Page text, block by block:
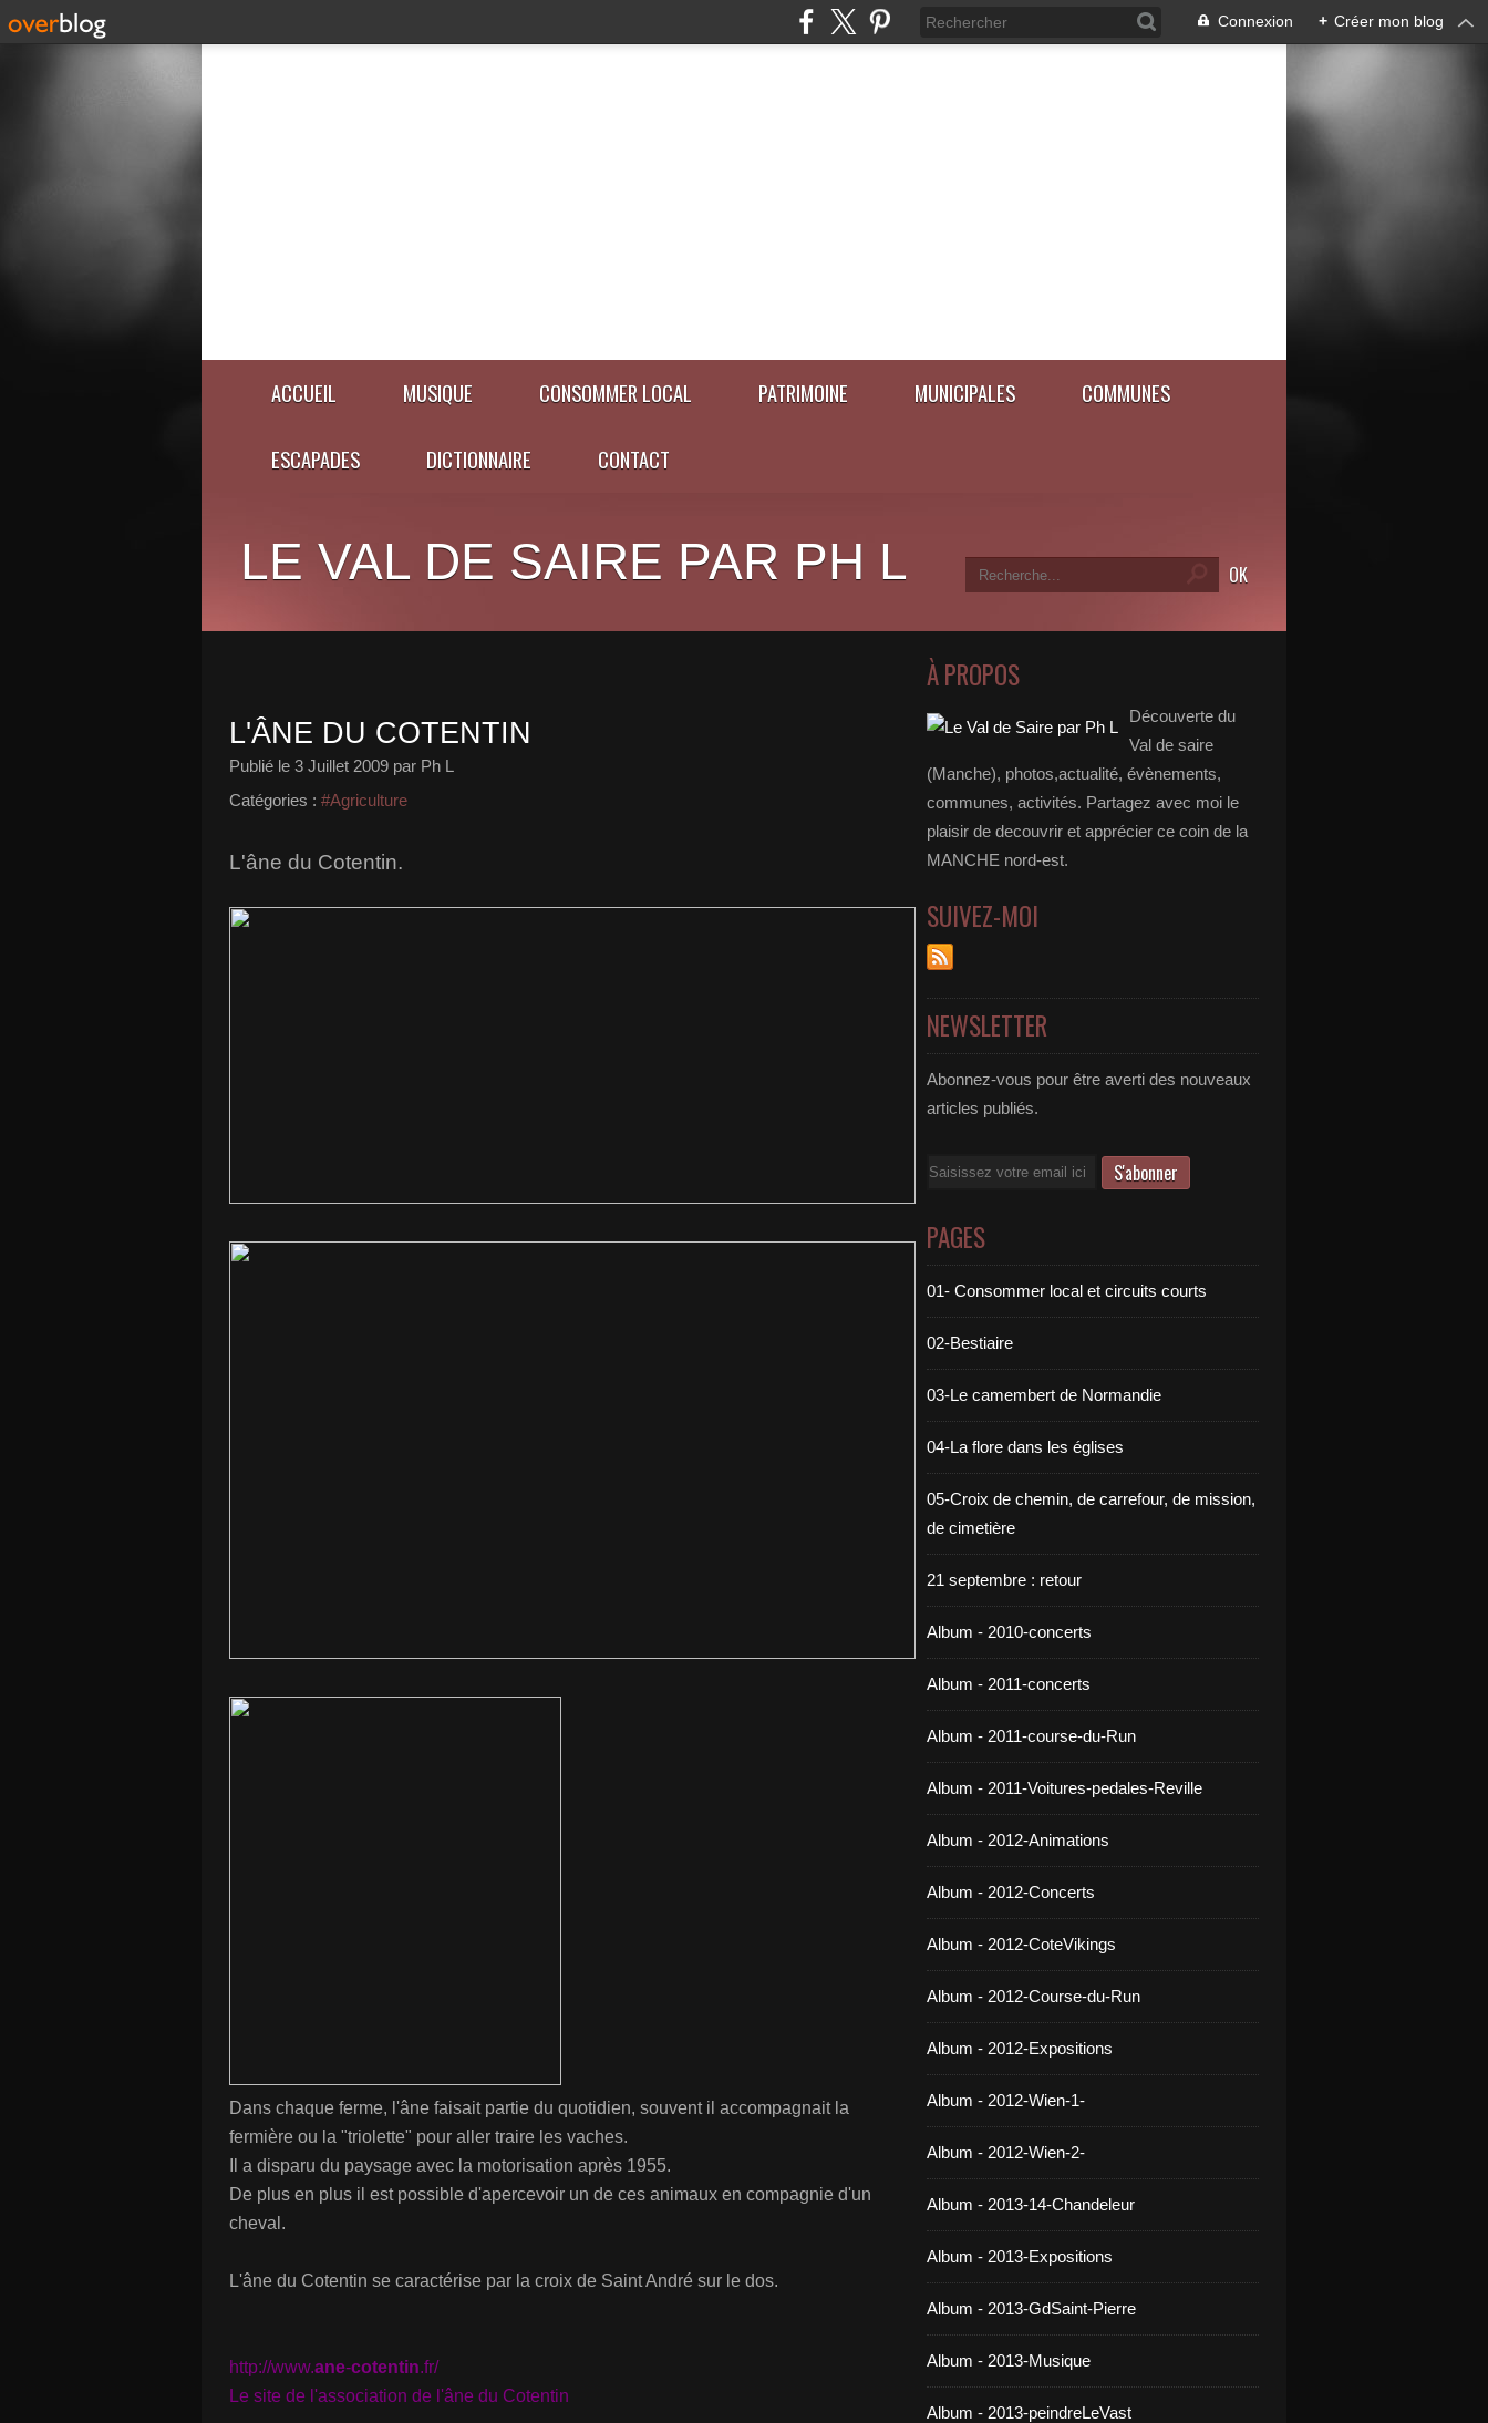
Connexion + Créer mon blog
ACCUEIL MUSIQUE CONSOMMER LOCAL PATRIMOINE MUNICIPALES COMMUNES
ESCAPADES DICTIONNAIRE CONTACT
LE VAL DE SAIRE PAR PH L
L'ÂNE DU COTENTIN
Publié le 3 Juillet 2009 par Ph L
Catégories : #Agriculture
L'âne du Cotentin.
Dans chaque ferme, l'âne faisait partie du quotidien, souvent il accompagnait la
fermière ou la "triolette" pour aller traire les vaches.
Il a disparu du paysage avec la motorisation après 1955.
De plus en plus il est possible d'apercevoir un de ces animaux en compagnie d'un
cheval.
L'âne du Cotentin se caractérise par la croix de Saint André sur le dos.
http://www.ane-cotentin.fr/
Le site de l'association de l'âne du Cotentin
À PROPOS
Découverte du
Val de saire
(Manche), photos,actualité, évènements,
communes, activités. Partagez avec moi le
plaisir de decouvrir et apprécier ce coin de la
MANCHE nord-est.
SUIVEZ-MOI
NEWSLETTER
Abonnez-vous pour être averti des nouveaux
articles publiés.
Email
PAGES
01- Consommer local et circuits courts
02-Bestiaire
03-Le camembert de Normandie
04-La flore dans les églises
05-Croix de chemin, de carrefour, de mission,
de cimetière
21 septembre : retour
Album - 2010-concerts
Album - 2011-concerts
Album - 2011-course-du-Run
Album - 2011-Voitures-pedales-Reville
Album - 2012-Animations
Album - 2012-Concerts
Album - 2012-CoteVikings
Album - 2012-Course-du-Run
Album - 2012-Expositions
Album - 2012-Wien-1-
Album - 2012-Wien-2-
Album - 2013-14-Chandeleur
Album - 2013-Expositions
Album - 2013-GdSaint-Pierre
Album - 2013-Musique
Album - 2013-peindreLeVast